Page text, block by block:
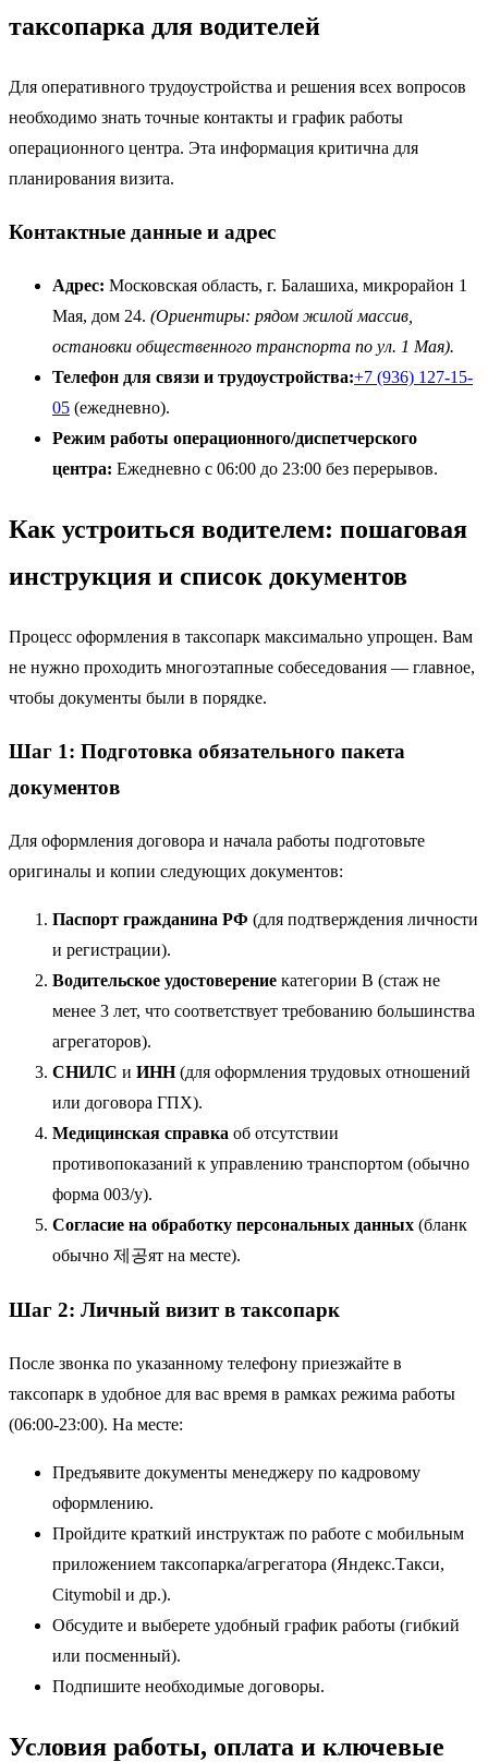
таксопарка для водителей
Для оперативного трудоустройства и решения всех вопросов
необходимо знать точные контакты и график работы
операционного центра. Эта информация критична для
планирования визита.
Контактные данные и адрес
Адрес: Московская область, г. Балашиха, микрорайон 1
Мая, дом 24. (Ориентиры: рядом жилой массив,
остановки общественного транспорта по ул. 1 Мая).
Телефон для связи и трудоустройства:+7 (936) 127-15-
05 (ежедневно).
Режим работы операционного/диспетчерского
центра: Ежедневно с 06:00 до 23:00 без перерывов.
Как устроиться водителем: пошаговая
инструкция и список документов
Процесс оформления в таксопарк максимально упрощен. Вам
не нужно проходить многоэтапные собеседования — главное,
чтобы документы были в порядке.
Шаг 1: Подготовка обязательного пакета
документов
Для оформления договора и начала работы подготовьте
оригиналы и копии следующих документов:
Паспорт гражданина РФ (для подтверждения личности
и регистрации).
Водительское удостоверение категории B (стаж не
менее 3 лет, что соответствует требованию большинства
агрегаторов).
СНИЛС и ИНН(для оформления трудовых отношений
или договора ГПХ).
Медицинская справка об отсутствии
противопоказаний к управлению транспортом (обычно
форма 003/у).
Согласие на обработку персональных данных (бланк
обычно 제공ят на месте).
Шаг 2: Личный визит в таксопарк
После звонка по указанному телефону приезжайте в
таксопарк в удобное для вас время в рамках режима работы
(06:00-23:00). На месте:
Предъявите документы менеджеру по кадровому
оформлению.
Пройдите краткий инструктаж по работе с мобильным
приложением таксопарка/агрегатора (Яндекс.Такси,
Citymobil и др.).
Обсудите и выберете удобный график работы (гибкий
или посменный).
Подпишите необходимые договоры.
Условия работы, оплата и ключевые